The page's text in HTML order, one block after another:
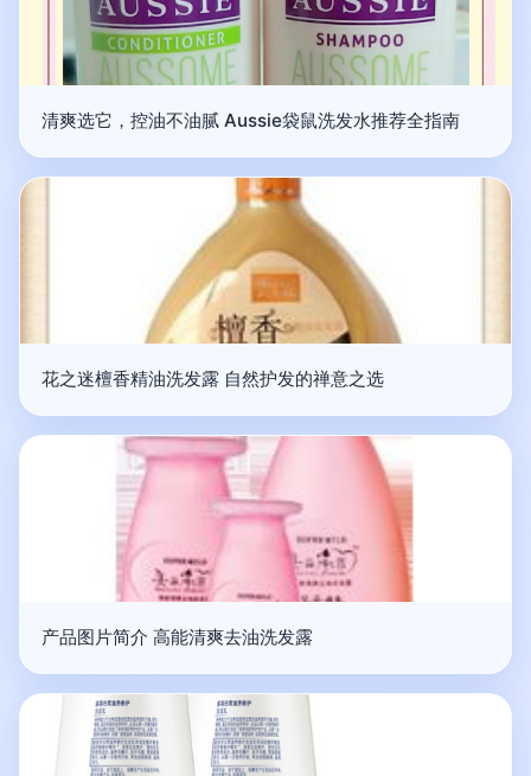
清爽选它，控油不油腻 Aussie袋鼠洗发水推荐全指南
花之迷檀香精油洗发露 自然护发的禅意之选
产品图片简介 高能清爽去油洗发露